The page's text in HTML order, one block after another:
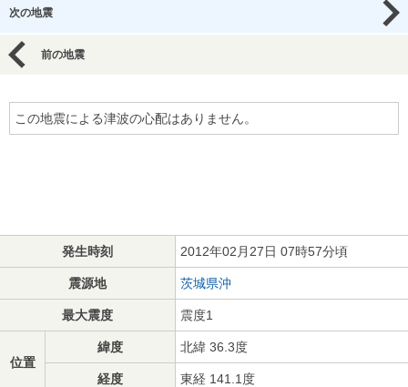
次の地震
前の地震
この地震による津波の心配はありません。
発生時刻 2012年02月27日 07時57分頃
震源地 茨城県沖
最大震度 震度1
位置
緯度 北緯 36.3度
経度 東経 141.1度